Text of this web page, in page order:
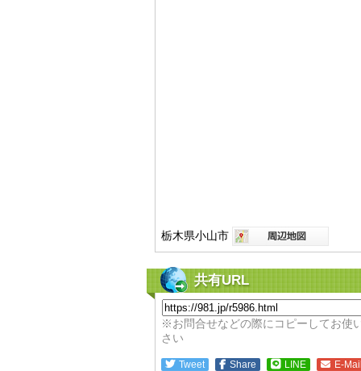
栃木県小山市
共有URL
※お問合せなどの際にコピーしてお使
さい
Tweet Share LINE E-